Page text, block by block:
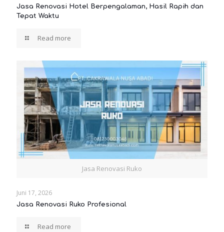
Jasa Renovasi Hotel Berpengalaman, Hasil Rapih dan
Tepat Waktu
Read more
Jasa Renovasi Ruko
Juni 17, 2026
Jasa Renovasi Ruko Profesional
Read more